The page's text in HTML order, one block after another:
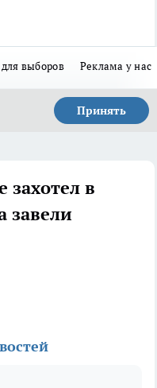
выборов Реклама у нас
Принять
в
завели